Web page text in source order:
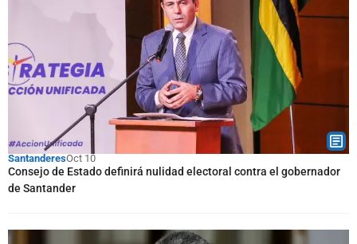
SantanderesOct 10
Consejo de Estado definirá nulidad electoral contra el gobernador
de Santander